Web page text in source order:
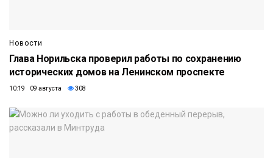
Новости
Глава Норильска проверил работы по сохранению
исторических домов на Ленинском проспекте
10:19 09 августа 308